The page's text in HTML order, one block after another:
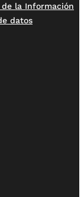
la Información
datos